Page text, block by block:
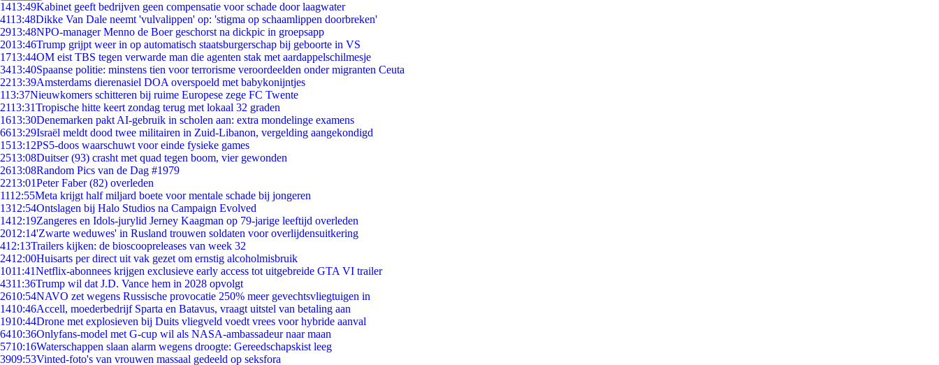
1413:49Kabinet geeft bedrijven geen compensatie voor schade door laagwater
4113:48Dikke Van Dale neemt 'vulvalippen' op: 'stigma op schaamlippen doorbreken'
2913:48NPO-manager Menno de Boer geschorst na dickpic in groepsapp
2013:46Trump grijpt weer in op automatisch staatsburgerschap bij geboorte in VS
1713:44OM eist TBS tegen verwarde man die agenten stak met aardappelschilmesje
3413:40Spaanse politie: minstens tien voor terrorisme veroordeelden onder migranten Ceuta
2213:39Amsterdams dierenasiel DOA overspoeld met babykonijntjes
113:37Nieuwkomers schitteren bij ruime Europese zege FC Twente
2113:31Tropische hitte keert zondag terug met lokaal 32 graden
1613:30Denemarken pakt AI-gebruik in scholen aan: extra mondelinge examens
6613:29Israël meldt dood twee militairen in Zuid-Libanon, vergelding aangekondigd
1513:12PS5-doos waarschuwt voor einde fysieke games
2513:08Duitser (93) crasht met quad tegen boom, vier gewonden
2613:08Random Pics van de Dag #1979
2213:01Peter Faber (82) overleden
1112:55Meta krijgt half miljard boete voor mentale schade bij jongeren
1312:54Ontslagen bij Halo Studios na Campaign Evolved
1412:19Zangeres en Idols-jurylid Jerney Kaagman op 79-jarige leeftijd overleden
2012:14'Zwarte weduwes' in Rusland trouwen soldaten voor overlijdensuitkering
412:13Trailers kijken: de bioscoopreleases van week 32
2412:00Huisarts per direct uit vak gezet om ernstig alcoholmisbruik
1011:41Netflix-abonnees krijgen exclusieve early access tot uitgebreide GTA VI trailer
4311:36Trump wil dat J.D. Vance hem in 2028 opvolgt
2610:54NAVO zet wegens Russische provocatie 250% meer gevechtsvliegtuigen in
1410:46Accell, moederbedrijf Sparta en Batavus, vraagt uitstel van betaling aan
1910:44Drone met explosieven bij Duits vliegveld voedt vrees voor hybride aanval
6410:36Onlyfans-model met G-cup wil als NASA-ambassadeur naar maan
5710:16Waterschappen slaan alarm wegens droogte: Gereedschapskist leeg
3909:53Vinted-foto's van vrouwen massaal gedeeld op seksfora